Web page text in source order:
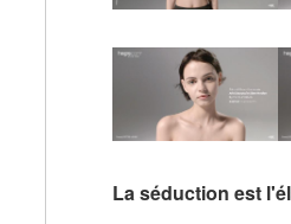
La séduction est